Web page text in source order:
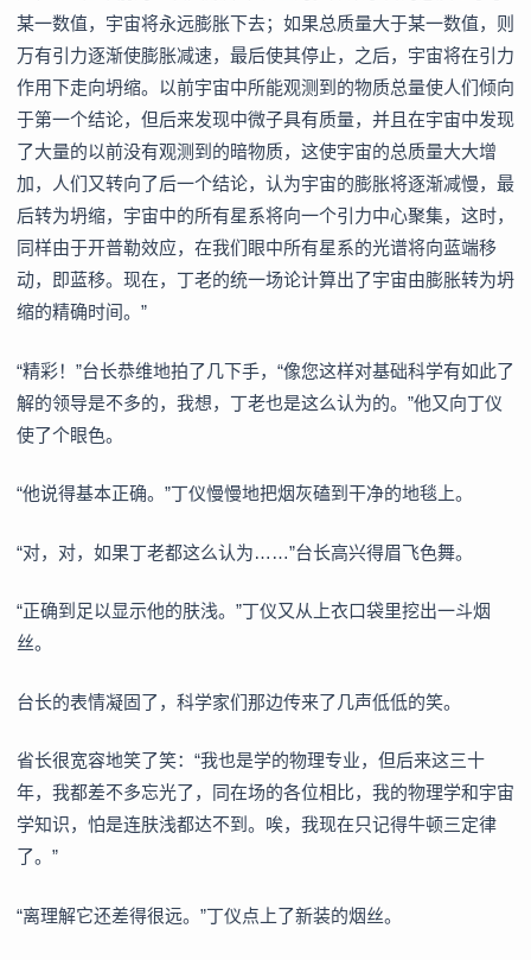
某一数值，宇宙将永远膨胀下去；如果总质量大于某一数值，则
万有引力逐渐使膨胀减速，最后使其停止，之后，宇宙将在引力
作用下走向坍缩。以前宇宙中所能观测到的物质总量使人们倾向
于第一个结论，但后来发现中微子具有质量，并且在宇宙中发现
了大量的以前没有观测到的暗物质，这使宇宙的总质量大大增
加，人们又转向了后一个结论，认为宇宙的膨胀将逐渐减慢，最
后转为坍缩，宇宙中的所有星系将向一个引力中心聚集，这时，
同样由于开普勒效应，在我们眼中所有星系的光谱将向蓝端移
动，即蓝移。现在，丁老的统一场论计算出了宇宙由膨胀转为坍
缩的精确时间。”
“精彩！”台长恭维地拍了几下手，“像您这样对基础科学有如此了
解的领导是不多的，我想，丁老也是这么认为的。”他又向丁仪
使了个眼色。
“他说得基本正确。”丁仪慢慢地把烟灰磕到干净的地毯上。
“对，对，如果丁老都这么认为……”台长高兴得眉飞色舞。
“正确到足以显示他的肤浅。”丁仪又从上衣口袋里挖出一斗烟
丝。
台长的表情凝固了，科学家们那边传来了几声低低的笑。
省长很宽容地笑了笑：“我也是学的物理专业，但后来这三十
年，我都差不多忘光了，同在场的各位相比，我的物理学和宇宙
学知识，怕是连肤浅都达不到。唉，我现在只记得牛顿三定律
了。”
“离理解它还差得很远。”丁仪点上了新装的烟丝。